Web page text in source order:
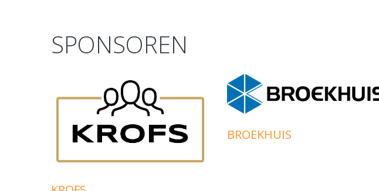
SPONSOREN
BROEKHUIS
prevnext